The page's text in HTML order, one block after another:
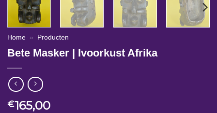
Home » Producten
Bete Masker | Ivoorkust Afrika
€165,00